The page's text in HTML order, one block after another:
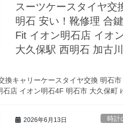
スーツケースタイヤ交
明石 安い！靴修理 合
Fit イオン明石店 イオ
大久保駅 西明石 加古
換キャリーケースタイヤ交換 明石
石店 イオン明石4F 明石市 大久保
2026年6月13日 時計